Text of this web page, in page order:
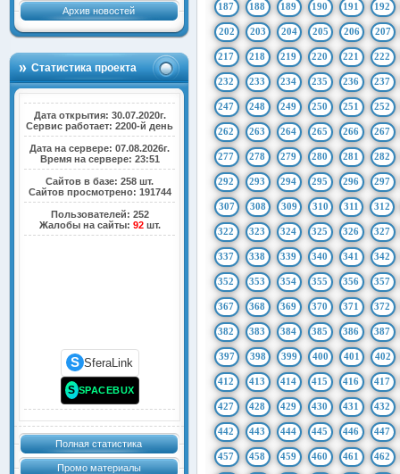
Архив новостей
Статистика проекта
Дата открытия: 30.07.2020г.
Сервис работает: 2200-й день
Дата на сервере: 07.08.2026г.
Время на сервере: 23:51
Сайтов в базе: 258 шт.
Сайтов просмотрено: 191744
Пользователей: 252
Жалобы на сайты: 92шт.
S SferaLink
S SPACEBUX
Полная статистика
Промо материалы
187 188 189 190 191 192
202 203 204 205 206 207
217 218 219 220 221 222
232 233 234 235 236 237
247 248 249 250 251 252
262 263 264 265 266 267
277 278 279 280 281 282
292 293 294 295 296 297
307 308 309 310 311 312
322 323 324 325 326 327
337 338 339 340 341 342
352 353 354 355 356 357
367 368 369 370 371 372
382 383 384 385 386 387
397 398 399 400 401 402
412 413 414 415 416 417
427 428 429 430 431 432
442 443 444 445 446 447
457 458 459 460 461 462